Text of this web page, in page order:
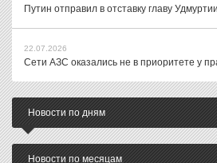
Путин отправил в отставку главу
22.07.2026
Сети АЗС оказались не в приоритете у
Новости по дням
Новости по месяцам